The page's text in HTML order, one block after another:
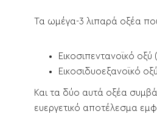
Τα ωμέγα-3 λιπαρά οξέα
Εικοσιπεντανοϊκό οξύ
Εικοσιδυοεξανοϊκό
Και τα δύο αυτά οξέα
ευεργετικό αποτέλεσμα